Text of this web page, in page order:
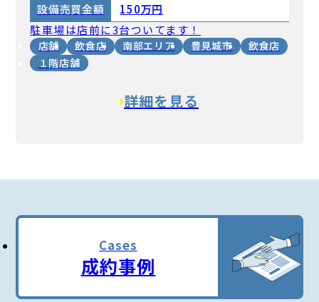
詳細を見る
設備売買金額
150万円
駐車場は店前に3台ついてます！
店舗 飲食店 南部エリア 豊見城市
飲食店
１階店舗
Cases
成約事例